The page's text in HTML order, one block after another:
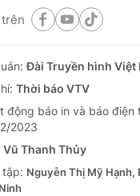
Đài Truyền hình Việt
Thời báo VTV
động báo in và báo điện
2023
Vũ Thanh Thủy
tập: Nguyễn Thị Mỹ Hạnh,